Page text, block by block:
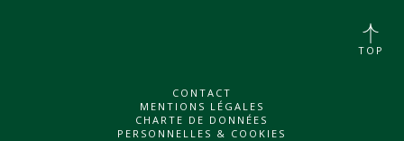
CONTACT
MENTIONS LÉGALES
CHARTE DE DONNÉES
PERSONNELLES & COOKIES
TOP